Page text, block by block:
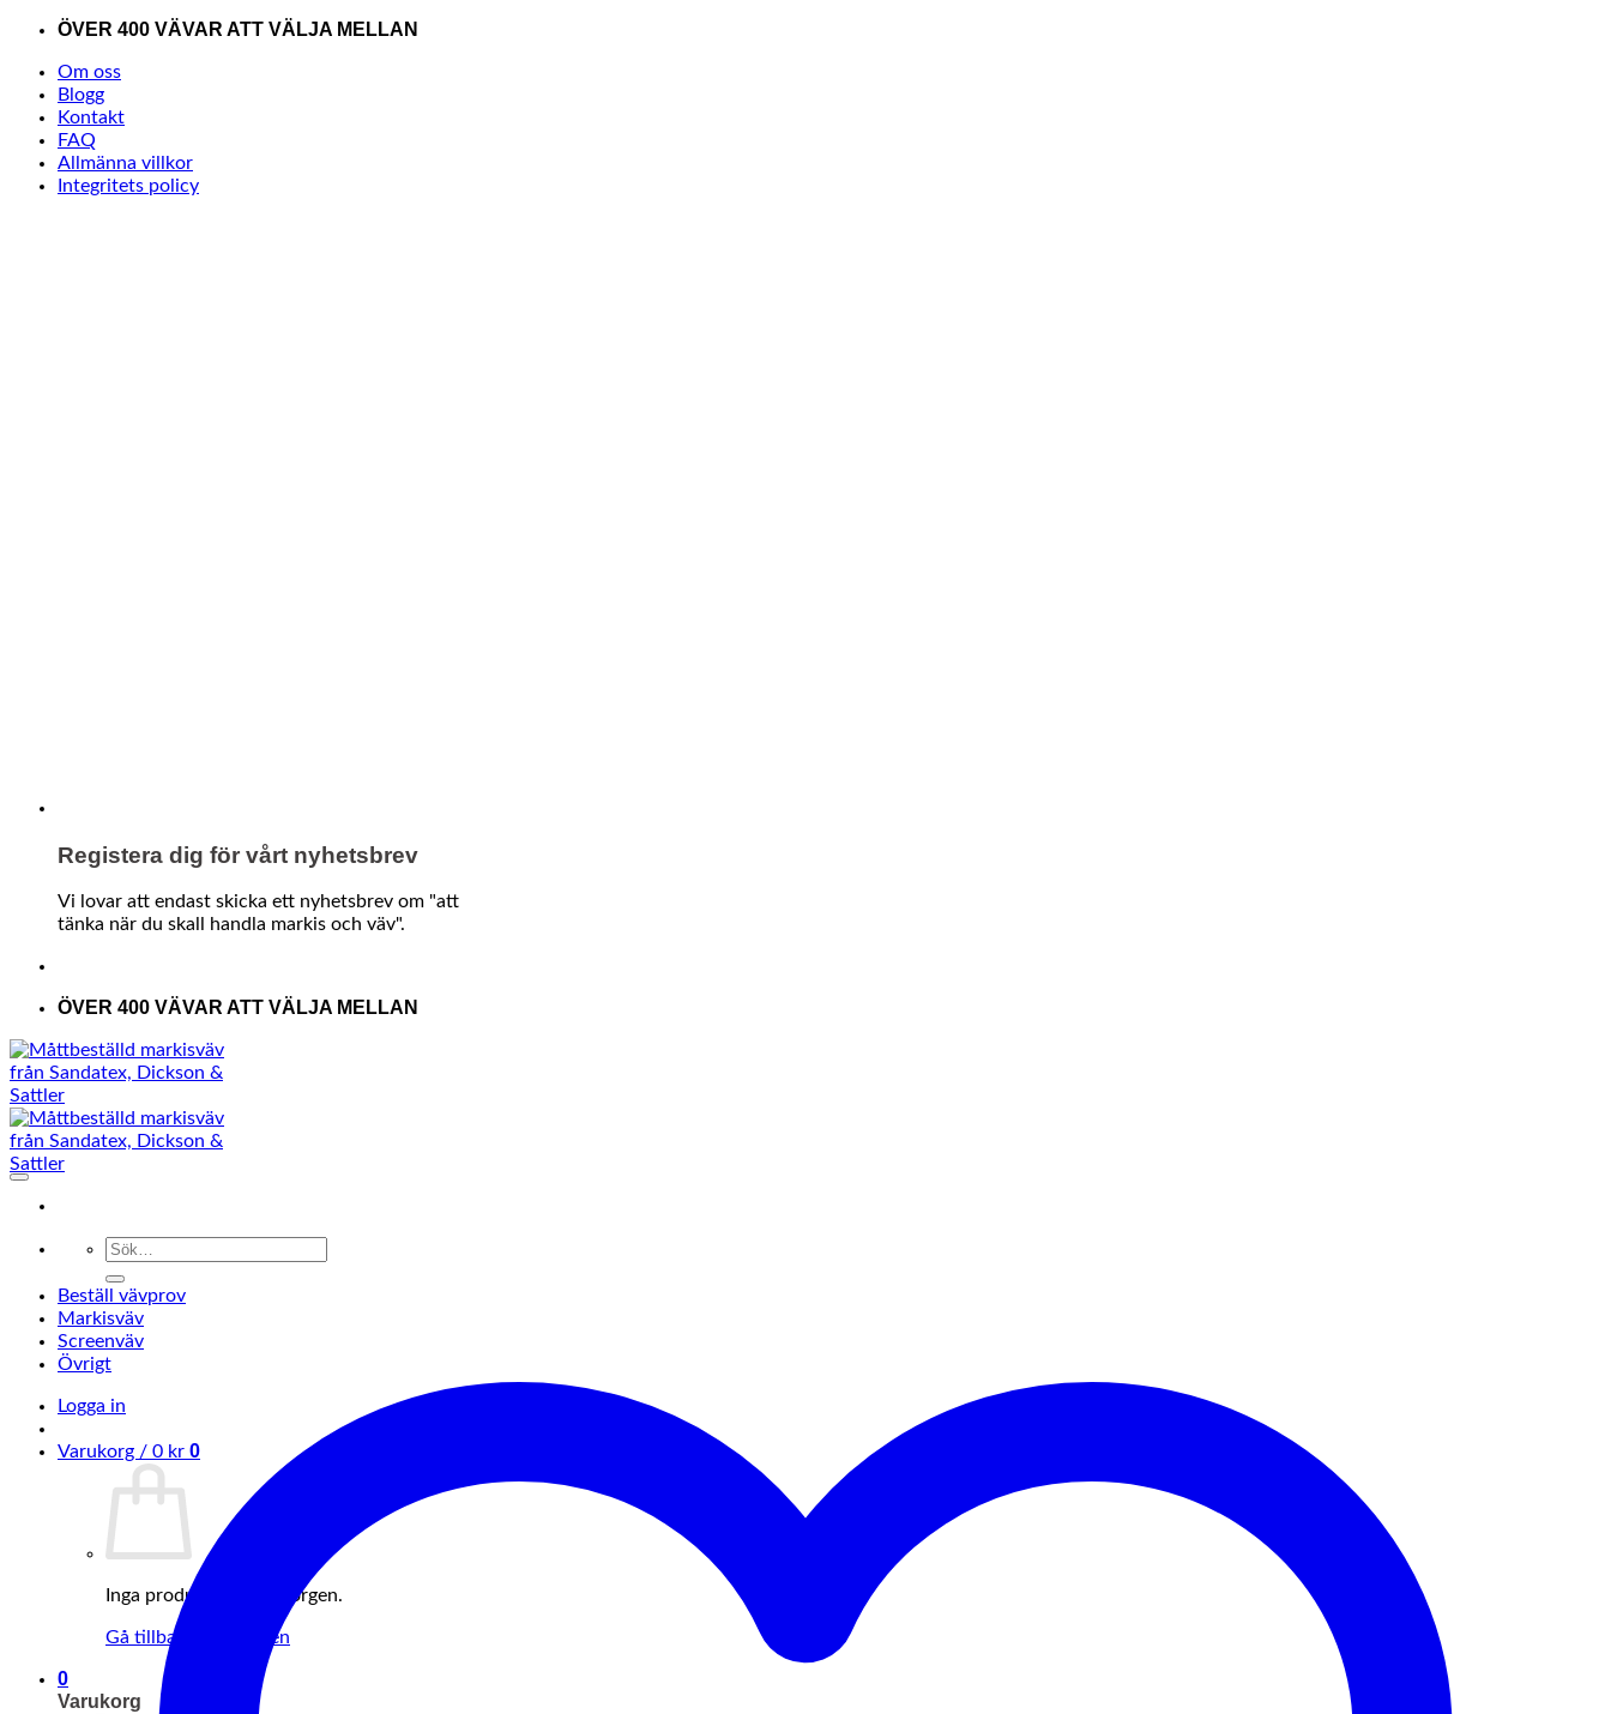
Skip
content
ÖVER 400 VÄVAR ATT VÄLJA MELLAN
Om oss
Blogg
Kontakt
FAQ
Allmänna villkor
Integritets policy
Registera dig för vårt nyhetsbrev
Vi lovar att endast skicka ett nyhetsbrev om "att
tänka när du skall handla markis och väv".
ÖVER 400 VÄVAR ATT VÄLJA MELLAN
Sök
Beställ vävprov
Markisväv
Screenväv
Övrigt
Logga in
Varukorg / 0 kr 0
Inga produkter i varukorgen.
Gå tillbaka till butiken
0
Varukorg